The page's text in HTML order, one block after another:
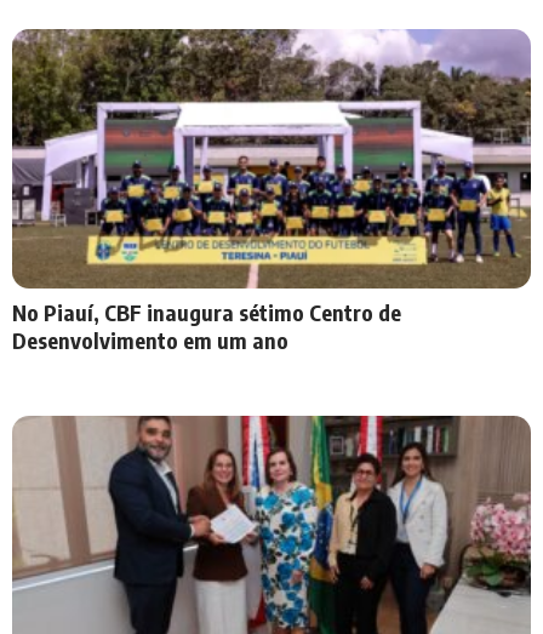
No Piauí, CBF inaugura sétimo Centro de
Desenvolvimento em um ano